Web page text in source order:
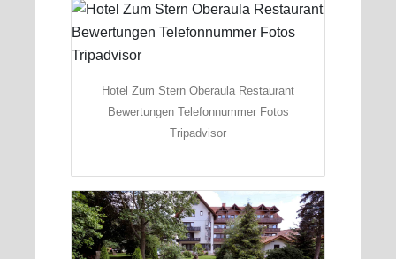
Hotel Zum Stern Oberaula Restaurant
Bewertungen Telefonnummer Fotos
Tripadvisor